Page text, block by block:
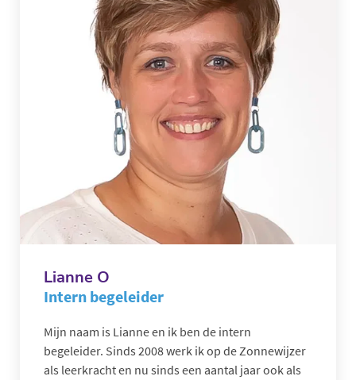
Lianne O
Intern begeleider
Mijn naam is Lianne en ik ben de intern
begeleider. Sinds 2008 werk ik op de Zonnewijzer
als leerkracht en nu sinds een aantal jaar ook als